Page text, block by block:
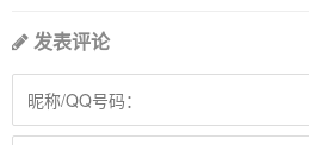
发表评论